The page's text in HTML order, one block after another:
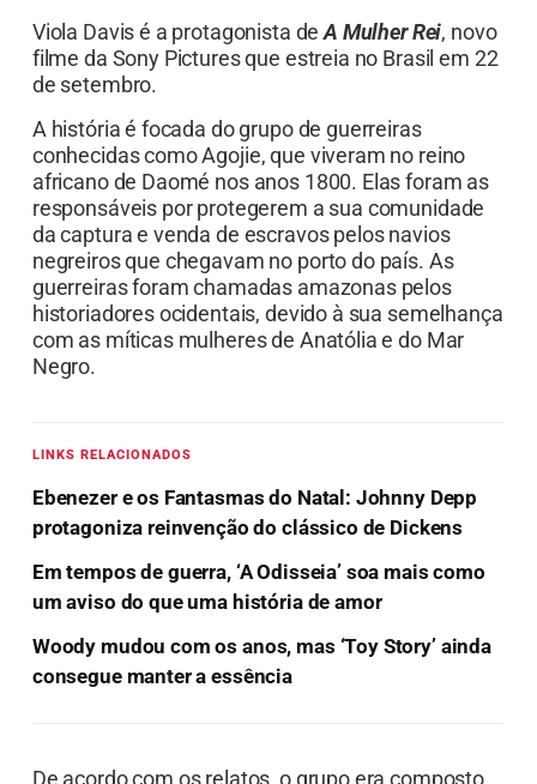
Viola Davis é a protagonista deA Mulher Rei, novo
filme da Sony Pictures que estreia no Brasil em 22
de setembro.
A história é focada do grupo de guerreiras
conhecidas como Agojie, que viveram no reino
africano de Daomé nos anos 1800. Elas foram as
responsáveis por protegerem a sua comunidade
da captura e venda de escravos pelos navios
negreiros que chegavam no porto do país. As
guerreiras foram chamadas amazonas pelos
historiadores ocidentais, devido à sua semelhança
com as míticas mulheres de Anatólia e do Mar
Negro.
LINKS RELACIONADOS
Ebenezer e os Fantasmas do Natal: Johnny Depp
protagoniza reinvenção do clássico de Dickens
Em tempos de guerra, ‘A Odisseia’ soa mais como
um aviso do que uma história de amor
Woody mudou com os anos, mas ‘Toy Story’ ainda
consegue manter a essência
De acordo com os relatos, o grupo era composto